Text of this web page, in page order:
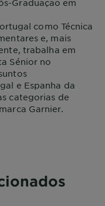
Graduaçao em
como Técnica
e, mais
trabalha em
Sénior no
e Espanha da
categorias de
Garnier.